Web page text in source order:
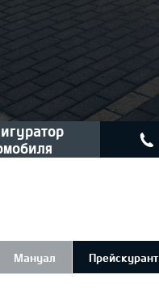
Прейскурант
Мануал